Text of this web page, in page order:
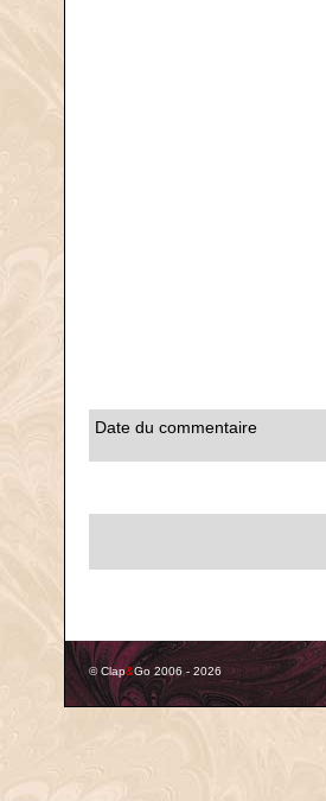
Date du commentaire
© Clap&Go 2006 - 2026